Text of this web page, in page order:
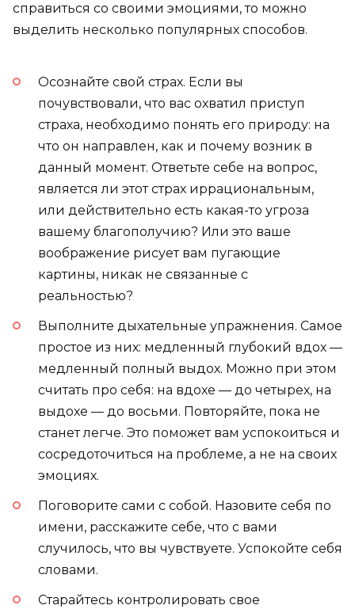
справиться со своими эмоциями, то можно
выделить несколько популярных способов.
Осознайте свой страх. Если вы
почувствовали, что вас охватил приступ
страха, необходимо понять его природу: на
что он направлен, как и почему возник в
данный момент. Ответьте себе на вопрос,
является ли этот страх иррациональным,
или действительно есть какая-то угроза
вашему благополучию? Или это ваше
воображение рисует вам пугающие
картины, никак не связанные с
реальностью?
Выполните дыхательные упражнения. Самое
простое из них: медленный глубокий вдох —
медленный полный выдох. Можно при этом
считать про себя: на вдохе — до четырех, на
выдохе — до восьми. Повторяйте, пока не
станет легче. Это поможет вам успокоиться и
сосредоточиться на проблеме, а не на своих
эмоциях.
Поговорите сами с собой. Назовите себя по
имени, расскажите себе, что с вами
случилось, что вы чувствуете. Успокойте себя
словами.
Старайтесь контролировать свое